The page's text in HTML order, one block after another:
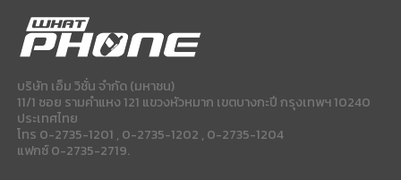
บริษัท เอ็ม วิชั่น จำกัด (มหาชน)
11/1 ซอย รามคำแหง 121 แขวงหัวหมาก เขตบางกะปี กรุงเทพฯ 10240
ประเทศไทย
โทร 0-2735-1201 , 0-2735-1202 , 0-2735-1204
แฟกซ์ 0-2735-2719.